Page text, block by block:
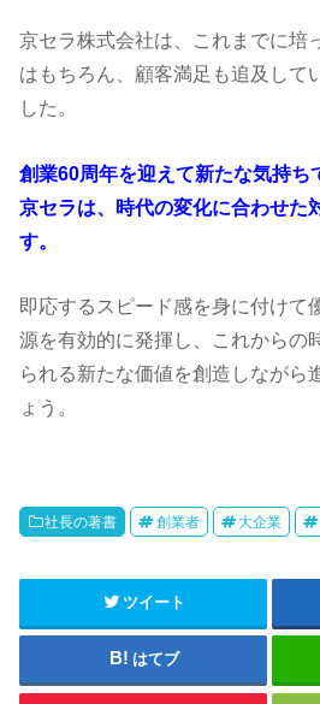
京セラ株式会社は、これまでに培
はもちろん、顧客満足も追及して
した。
創業60周年を迎えて新たな気持ち
京セラは、時代の変化に合わせた
す。
即応するスピード感を身に付けて
源を有効的に発揮し、これからの
られる新たな価値を創造しながら
ょう。
社長の著書 創業者 大企業
ツイート
はてブ